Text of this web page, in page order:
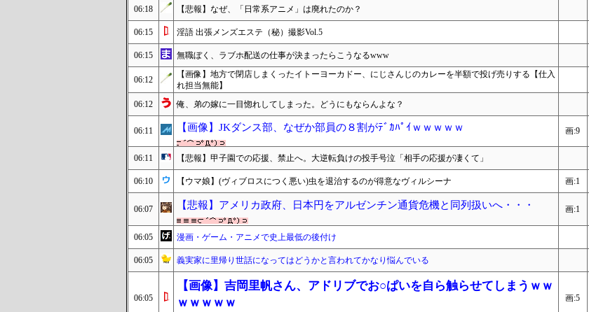
06:18 【悲報】なぜ、「日常系アニメ」は廃れたのか？
06:15 淫語 出張メンズエステ（秘）撮影Vol.5
06:15 無職ぼく、ラブホ配送の仕事が決まったらこうなるwww
06:12
【画像】地方で閉店しまくったイトーヨーカドー、にじさんじのカレーを半額で投げ売りする【仕入
れ担当無能】
06:12 俺、弟の嫁に一目惚れしてしまった。どうにもならんよな？
06:11 【画像】JKダンス部、なぜか部員の８割がﾃﾞｶﾊﾟｲｗｗｗｗｗ 画:9
06:11 【悲報】甲子園での応援、禁止へ。大逆転負けの投手号泣「相手の応援が凄くて」
06:10 【ウマ娘】(ヴィブロスにつく悪い)虫を退治するのが得意なヴィルシーナ 画:1
06:07 【悲報】アメリカ政府、日本円をアルゼンチン通貨危機と同列扱いへ・・・ 画:1
06:05 漫画・ゲーム・アニメで史上最低の後付け
06:05 義実家に里帰り世話になってはどうかと言われてかなり悩んでいる
06:05
【画像】吉岡里帆さん、アドリブでお○ぱいを自ら触らせてしまうｗｗ
ｗｗｗｗｗ
画:5